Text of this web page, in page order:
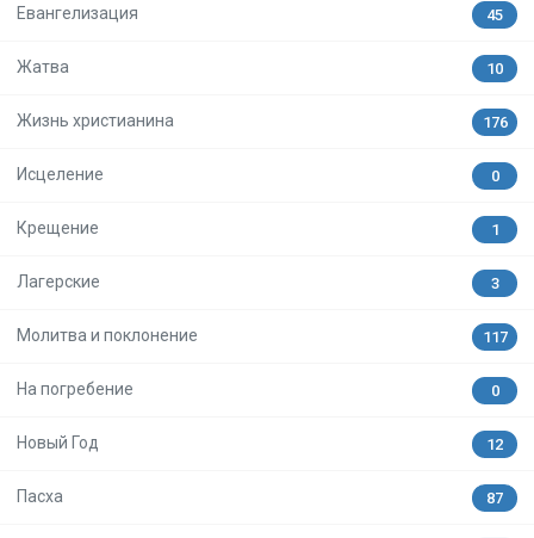
Евангелизация 45
Жатва 10
Жизнь христианина 176
Исцеление 0
Крещение 1
Лагерские 3
Молитва и поклонение 117
На погребение 0
Новый Год 12
Пасха 87